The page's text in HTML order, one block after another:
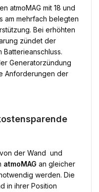
atmoMAG mit 18 und
am mehrfach belegten
Bei erhöhten
zündet der
Batterieanschluss.
Generatorzündung
Anforderungen der
der Wand  und
atmoMAG an gleicher
werden. Die
in ihrer Position